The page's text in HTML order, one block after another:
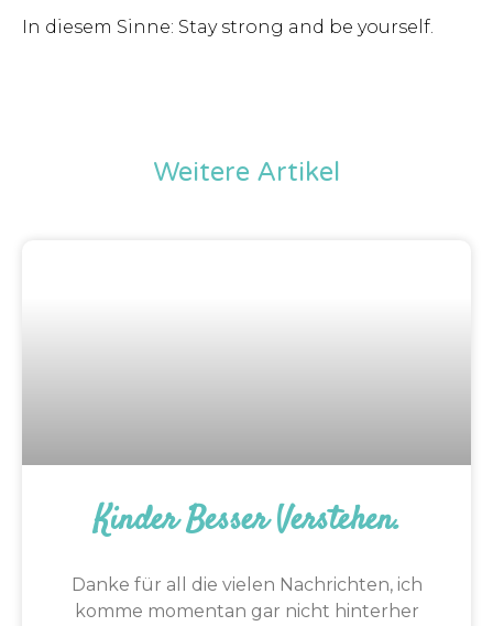
In diesem Sinne: Stay strong and be yourself.
Weitere Artikel
Kinder Besser Verstehen.
Danke für all die vielen Nachrichten, ich
komme momentan gar nicht hinterher